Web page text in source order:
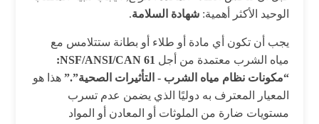
الوحيد الأكثر أهمية:شهادة السلامة.
يجب أن تكون أي مادة أو طلاء أو بطانة ستتلامس مع
مياه الشرب معتمدة من أجل
NSF/ANSI/CAN 61:
“مكونات نظام مياه الشرب - التأثيرات الصحية”.” هذا هو
المعيار المعترف به دوليًا الذي يضمن عدم تسرب
مستويات ضارة من الملوثات أو المعادن أو المواد